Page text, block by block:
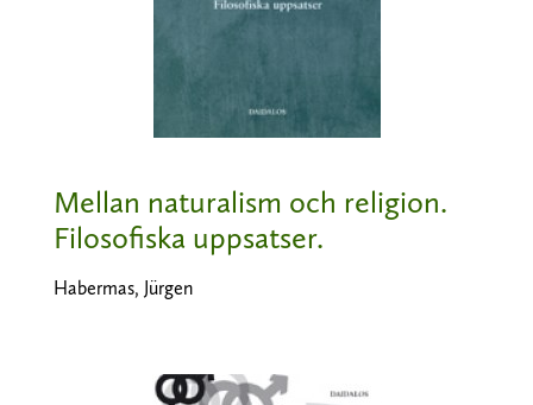
Mellan naturalism och religion.
Filosofiska uppsatser.
Habermas, Jürgen